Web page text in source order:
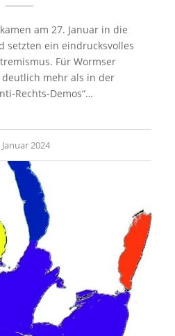
am 27. Januar in die
setzten ein eindrucksvolles
Für Wormser
mehr als in der
Rechts-Demos“…
Januar 2024